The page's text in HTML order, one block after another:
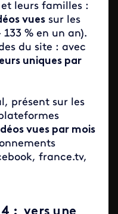
leurs familles :
vues sur les
% en un an).
du site : avec
uniques par
présent sur les
vues par mois
france.tv,